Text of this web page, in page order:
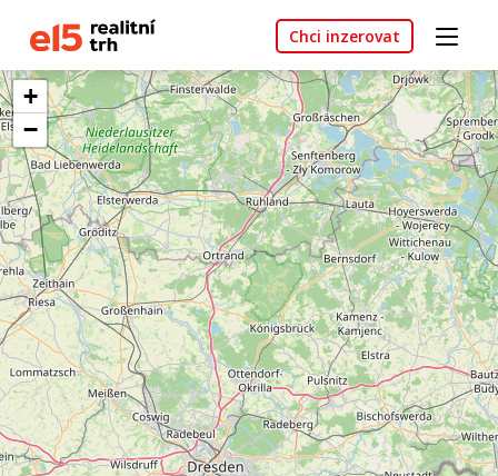
Chci inzerovat
+
−